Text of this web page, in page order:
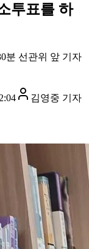
투표를 하
분 선관위 앞 기자
김영중 기자